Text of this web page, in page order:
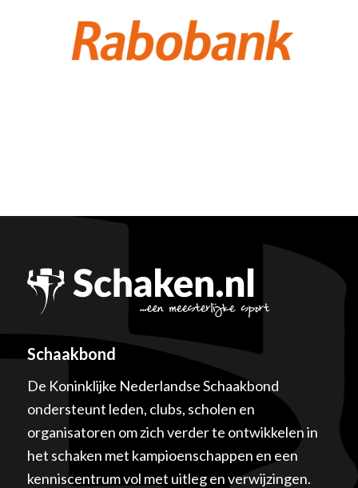
Schaakbond
De Koninklijke Nederlandse Schaakbond
ondersteunt leden, clubs, scholen en
organisatoren om zich verder te ontwikkelen in
het schaken met kampioenschappen en een
kenniscentrum vol met uitleg en verwijzingen.